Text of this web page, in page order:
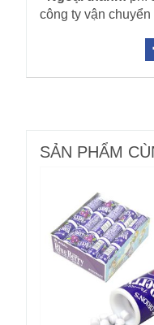
công ty vận
SẢN PHẨM